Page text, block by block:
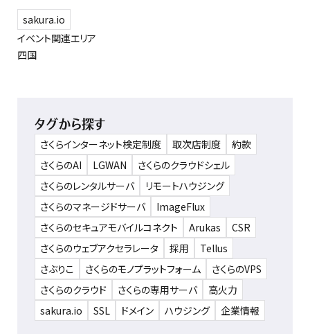
sakura.io
イベント関連エリア
四国
タグから探す
さくらインターネット検定制度 取次店制度
約款
さくらのAI
LGWAN
さくらのクラウドシェル
さくらのレンタルサーバ
リモートハウジング
さくらのマネージドサーバ
ImageFlux
さくらのセキュアモバイルコネクト
Arukas
CSR
さくらのウェブアクセラレータ
採用
Tellus
さぶりこ
さくらのモノプラットフォーム
さくらのVPS
さくらのクラウド
さくらの専用サーバ
高火力
sakura.io
SSL ドメイン ハウジング 企業情報